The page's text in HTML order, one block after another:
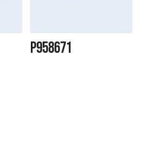
P958671